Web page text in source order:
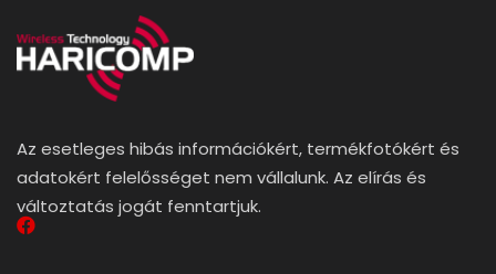
Az esetleges hibás információkért, termékfotókért és
adatokért felelősséget nem vállalunk. Az elírás és
változtatás jogát fenntartjuk.